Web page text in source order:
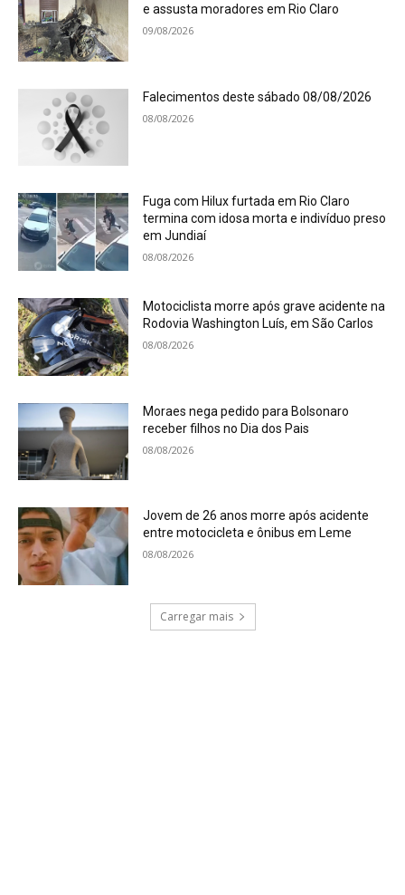
e assusta moradores em Rio Claro
09/08/2026
Falecimentos deste sábado 08/08/2026
08/08/2026
Fuga com Hilux furtada em Rio Claro
termina com idosa morta e indivíduo preso
em Jundiaí
08/08/2026
Motociclista morre após grave acidente na
Rodovia Washington Luís, em São Carlos
08/08/2026
Moraes nega pedido para Bolsonaro
receber filhos no Dia dos Pais
08/08/2026
Jovem de 26 anos morre após acidente
entre motocicleta e ônibus em Leme
08/08/2026
Carregar mais